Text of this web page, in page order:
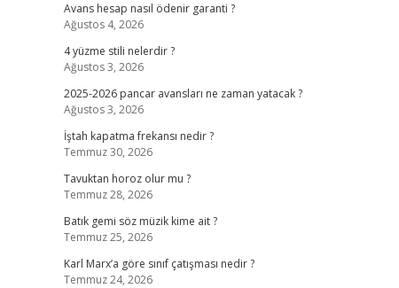
Avans hesap nasıl ödenir garanti ?
Ağustos 4, 2026
4 yüzme stili nelerdir ?
Ağustos 3, 2026
2025-2026 pancar avansları ne zaman yatacak ?
Ağustos 3, 2026
İştah kapatma frekansı nedir ?
Temmuz 30, 2026
Tavuktan horoz olur mu ?
Temmuz 28, 2026
Batık gemi söz müzik kime ait ?
Temmuz 25, 2026
Karl Marx’a göre sınıf çatışması nedir ?
Temmuz 24, 2026